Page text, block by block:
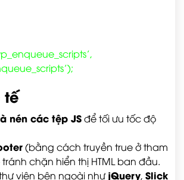
tế
nén các tệp JSđể tối ưu tốc độ
(bằng cách truyền trueở tham
chặn hiển thị HTML ban đầu.
viện bên ngoài như jQuery, Slick